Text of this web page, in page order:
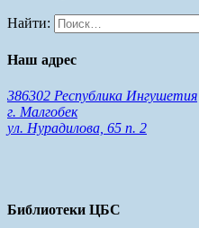
Найти:
Наш адрес
386302 Республика Ингушетия
г. Малгобек
ул. Нурадилова, 65 п. 2
Библиотеки ЦБС